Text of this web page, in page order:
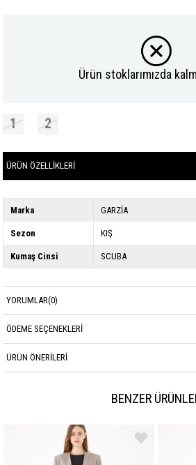
Ürün stoklarımızda
1 2
ÜRÜN ÖZELLIKLERI
Marka GARZİA
Sezon KIŞ
Kumaş Cinsi SCUBA
YORUMLAR(0)
ÖDEME SEÇENEKLERI
ÜRÜN ÖNERILERI
BENZER